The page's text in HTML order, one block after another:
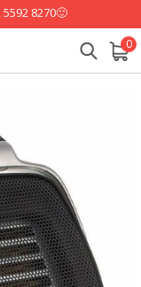
8270🙂
0
查看